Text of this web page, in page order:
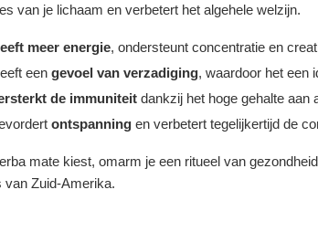
van je lichaam en verbetert het algehele welzijn.
meer energie, ondersteunt concentratie en
eengevoel van verzadiging, waardoor het een
de immuniteit dankzij het hoge gehalte aan
ontspanning en verbetert tegelijkertijd de
mate kiest, omarm je een ritueel van
van Zuid-Amerika.